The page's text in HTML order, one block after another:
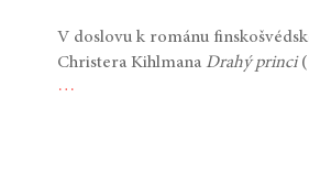
V doslovu k románu
Christera KihlmanaDrahý princi
…